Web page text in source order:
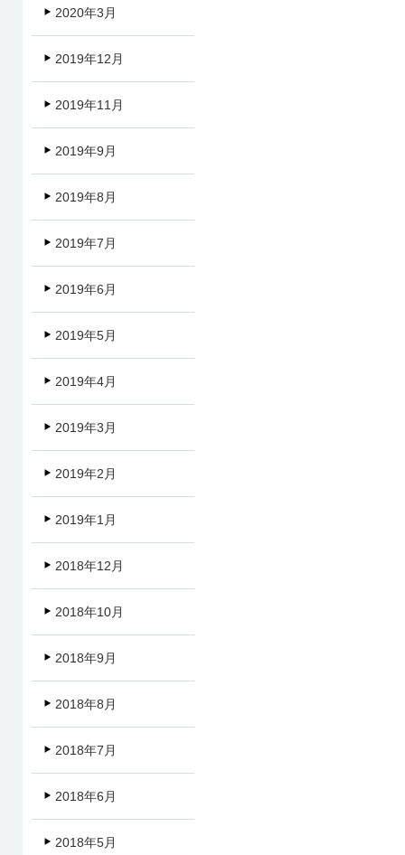
2020年3月
2019年12月
2019年11月
2019年9月
2019年8月
2019年7月
2019年6月
2019年5月
2019年4月
2019年3月
2019年2月
2019年1月
2018年12月
2018年10月
2018年9月
2018年8月
2018年7月
2018年6月
2018年5月